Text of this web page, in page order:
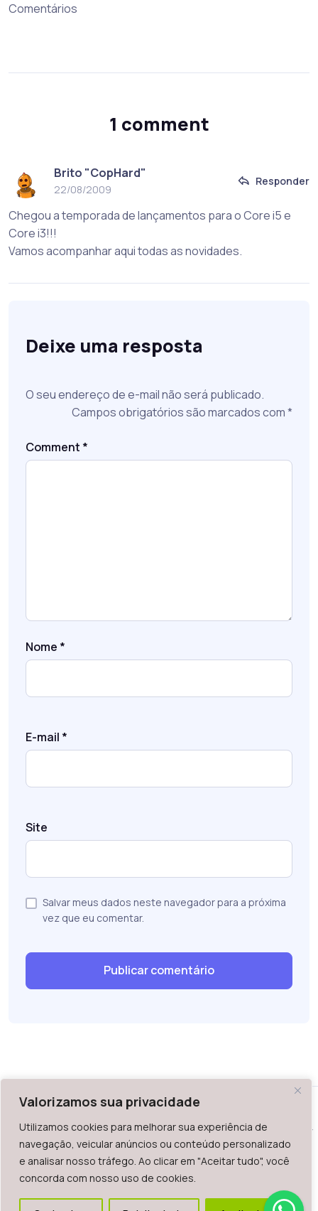
Valorizamos sua privacidade
Utilizamos cookies para melhorar sua experiência de
navegação, veicular anúncios ou conteúdo personalizado
e analisar nosso tráfego. Ao clicar em "Aceitar tudo", você
concorda com nosso uso de cookies.
Comentários
1 comment
Brito "CopHard"
22/08/2009
Responder
Chegou a temporada de lançamentos para o Core i5 e
Core i3!!!
Vamos acompanhar aqui todas as novidades.
Deixe uma resposta
O seu endereço de e-mail não será publicado.
Campos obrigatórios são marcados com*
Comment *
Nome *
E-mail *
Site
Salvar meus dados neste navegador para a próxima
vez que eu comentar.
WAZ - Av. do Contorno 2939, lojas 1 a 7, Belo Horizonte, MG -
Brasil. CEP: 30.110-013
Telefone: +55 (31) 2126-6666 | CNPJ: 06.036.939/0001-92
2023.
Todos os direitos reservados. É vetada a reprodução, total